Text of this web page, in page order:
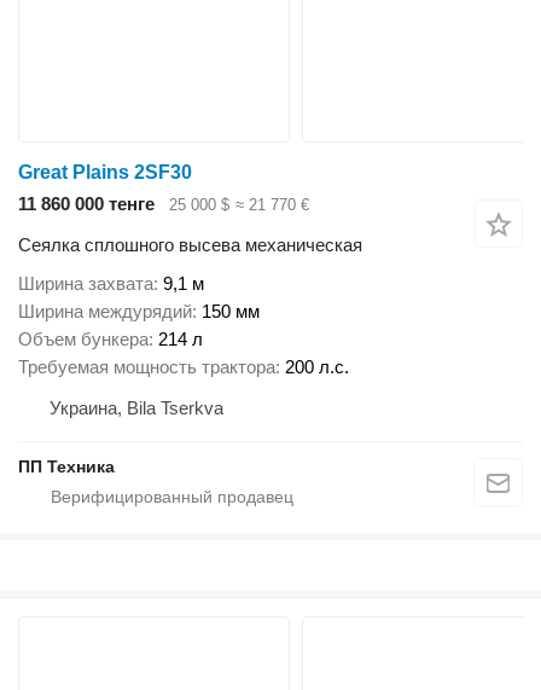
Great Plains 2SF30
11 860 000 тенге
25 000 $ ≈ 21 770 €
Сеялка сплошного высева механическая
Ширина захвата 9,1 м
Ширина междурядий 150 мм
Объем бункера 214 л
Требуемая мощность трактора 200 л.с.
Украина, Bila Tserkva
ПП Техника